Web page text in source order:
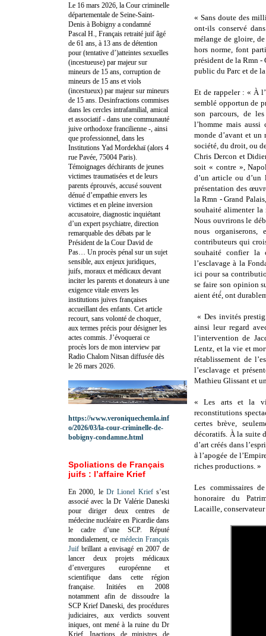
« Sans doute des
ont-ils conservé
mélange de gloire,
hors norme, font
président de la Rmn -
public du Parc et de
Et de rappeler : « À
semblé opportun de
son parcours, de
l’homme mais
monde d’avant et
société, du droit, ou
Chris Dercon et
soit « contre »,
d’un article ou
présentation des
la Rmn - Grand
souhaité alimenter la
Nous ouvrirons le
nous
contributeurs qui
souhaité confier la
l’esclavage à la
ici pour sa
se faire son opinion
aient été́, ont
« Des invités
ainsi leur regard
l’intervention de
Lentz, et la vie et
rétablissement de
l’esclavage et
Mathieu Glissant et
« Les arts et la
reconstitutions
certes brève,
décoratifs. À la suite
d’art créés dans
à l’apogée de
riches productions. »
Les commissaires
honoraire du
Lacaille,
Le 16 mars 2026, la Cour criminelle
départementale de Seine-Saint-
Denis à Bobigny a condamné
Pascal H., Français retraité juif âgé
de 61 ans, à 13 ans de détention
pour (tentative d’)atteintes sexuelles
(incestueuse) par majeur sur
mineurs de 15 ans, corruption de
mineurs de 15 ans et viols
(incestueux) par majeur sur mineurs
de 15 ans. Desinfractions commises
dans les cercles intrafamilial, amical
et associatif - dans une communauté
juive orthodoxe francilienne -, ainsi
que professionnel, dans les
Institutions Yad Mordekhaï (alors 4
rue Pavée, 75004 Paris).
Témoignages déchirants de jeunes
victimes traumatisées et de leurs
parents éprouvés, accusé souvent
dénué d’empathie envers les
victimes et en pleine inversion
accusatoire, diagnostic inquiétant
d’un expert psychiatre, direction
remarquable des débats par le
Président de la Cour David de
Pas… Un procès pénal sur un sujet
sensible, aux enjeux juridiques,
juifs, moraux et médicaux devant
inciter les parents et donateurs à une
exigence vitale envers les
institutions juives françaises
accueillant des enfants. Cet article
recourt, sans volonté de choquer,
aux termes précis pour désigner les
actes commis. J’évoquerai ce
procès lors de mon interview par
Radio Chalom Nitsan diffusée dès
le 26 mars 2026.
https://www.veroniquechemla.inf
o/2026/03/la-cour-criminelle-de-
bobigny-condamne.html
Spoliations de Français
juifs : l’affaire Krief
En 2000, le Dr Lionel Kriefs’est
associé avec la Dr Valérie Daneski
pour diriger deux centres de
médecine nucléaire en Picardie dans
le cadre d’une SCP. Réputé
mondialement, ce médecin Français
Juif brillant a envisagé en 2007 de
lancer deux projets médicaux
d’envergures européenne et
scientifique dans cette région
française. Initiées en 2008
notamment afin de dissoudre la
SCP Krief Daneski, des procédures
judiciaires, aux verdicts souvent
iniques, ont mené à la ruine du Dr
Krief.Inactions de ministres de